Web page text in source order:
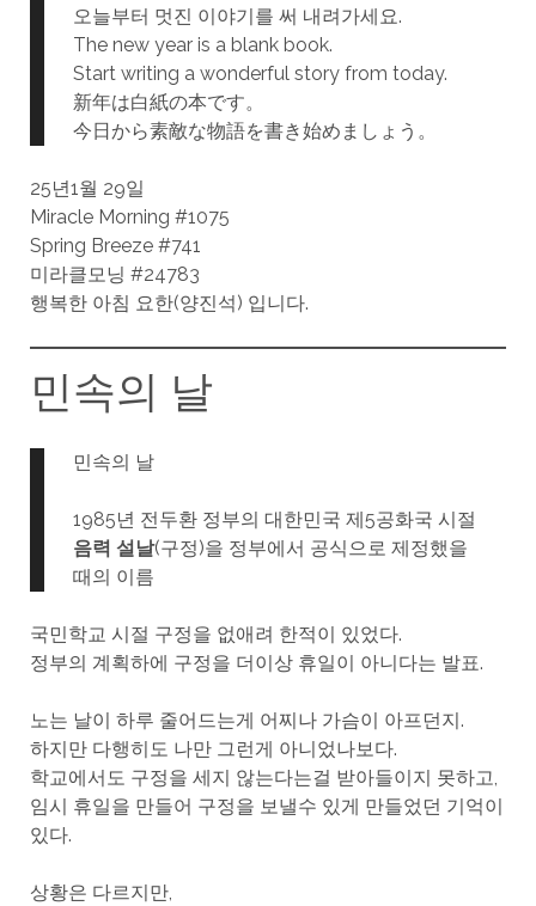
오늘부터 멋진 이야기를 써 내려가세요.
The new year is a blank book.
Start writing a wonderful story from today.
新年は白紙の本です。
今日から素敵な物語を書き始めましょう。
25년1월 29일
Miracle Morning #1075
Spring Breeze #741
미라클모닝 #24783
행복한 아침 요한(양진석) 입니다.
민속의 날
민속의 날
1985년 전두환 정부의 대한민국 제5공화국 시절
음력 설날(구정)을 정부에서 공식으로 제정했을
때의 이름
국민학교 시절 구정을 없애려 한적이 있었다.
정부의 계획하에 구정을 더이상 휴일이 아니다는 발표.
노는 날이 하루 줄어드는게 어찌나 가슴이 아프던지.
하지만 다행히도 나만 그런게 아니었나보다.
학교에서도 구정을 세지 않는다는걸 받아들이지 못하고,
임시 휴일을 만들어 구정을 보낼수 있게 만들었던 기억이
있다.
상황은 다르지만,